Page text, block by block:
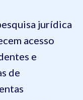
jurídica
acesso
e
de